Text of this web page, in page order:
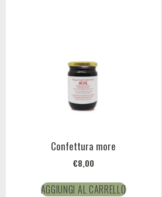
Confettura more
€8,00
AGGIUNGI AL CARRELLO